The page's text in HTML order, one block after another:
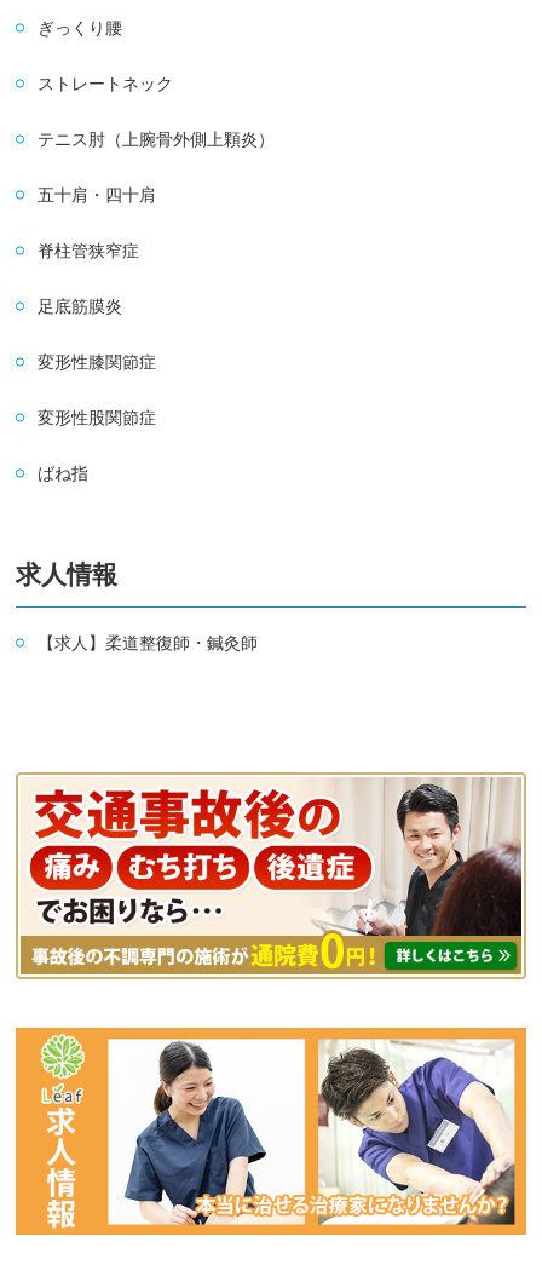
ぎっくり腰
ストレートネック
テニス肘（上腕骨外側上顆炎）
五十肩・四十肩
脊柱管狭窄症
足底筋膜炎
変形性膝関節症
変形性股関節症
ばね指
求人情報
【求人】柔道整復師・鍼灸師